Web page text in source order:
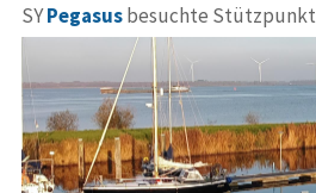
SYPegasusbesuchte Stützpunkt